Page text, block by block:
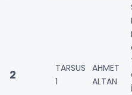
2
TARSUS
1
AHMET
ALTAN